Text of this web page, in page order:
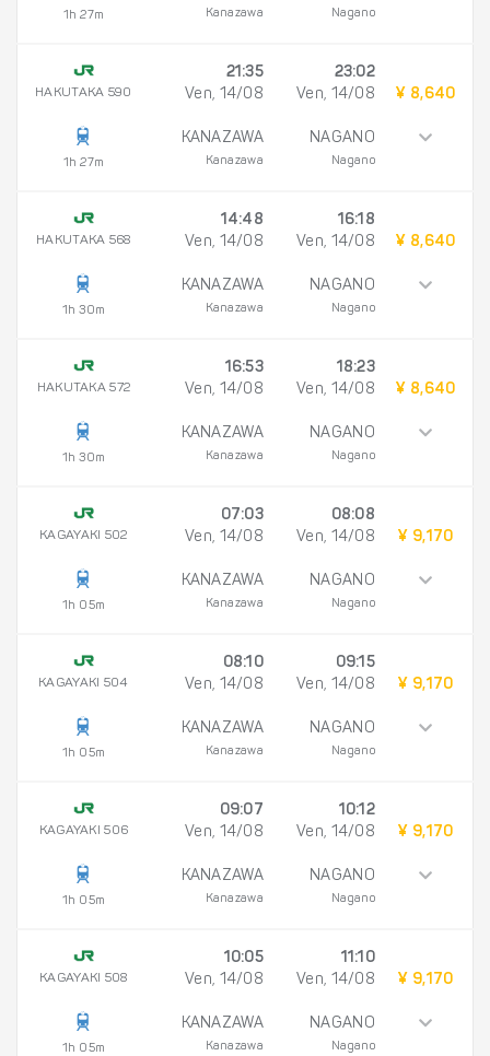
1h 27m Kanazawa Nagano
HAKUTAKA 590
1h 27m
21:35
Ven, 14/08
KANAZAWA
Kanazawa
23:02
Ven, 14/08
NAGANO
Nagano
¥ 8,640
HAKUTAKA 568
1h 30m
14:48
Ven, 14/08
KANAZAWA
Kanazawa
16:18
Ven, 14/08
NAGANO
Nagano
¥ 8,640
HAKUTAKA 572
1h 30m
16:53
Ven, 14/08
KANAZAWA
Kanazawa
18:23
Ven, 14/08
NAGANO
Nagano
¥ 8,640
KAGAYAKI 502
1h 05m
07:03
Ven, 14/08
KANAZAWA
Kanazawa
08:08
Ven, 14/08
NAGANO
Nagano
¥ 9,170
KAGAYAKI 504
1h 05m
08:10
Ven, 14/08
KANAZAWA
Kanazawa
09:15
Ven, 14/08
NAGANO
Nagano
¥ 9,170
KAGAYAKI 506
1h 05m
09:07
Ven, 14/08
KANAZAWA
Kanazawa
10:12
Ven, 14/08
NAGANO
Nagano
¥ 9,170
KAGAYAKI 508
1h 05m
10:05
Ven, 14/08
KANAZAWA
Kanazawa
11:10
Ven, 14/08
NAGANO
Nagano
¥ 9,170